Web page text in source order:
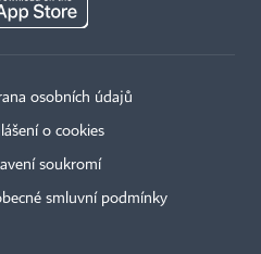
osobních údajů
o cookies
soukromí
smluvní podmínky